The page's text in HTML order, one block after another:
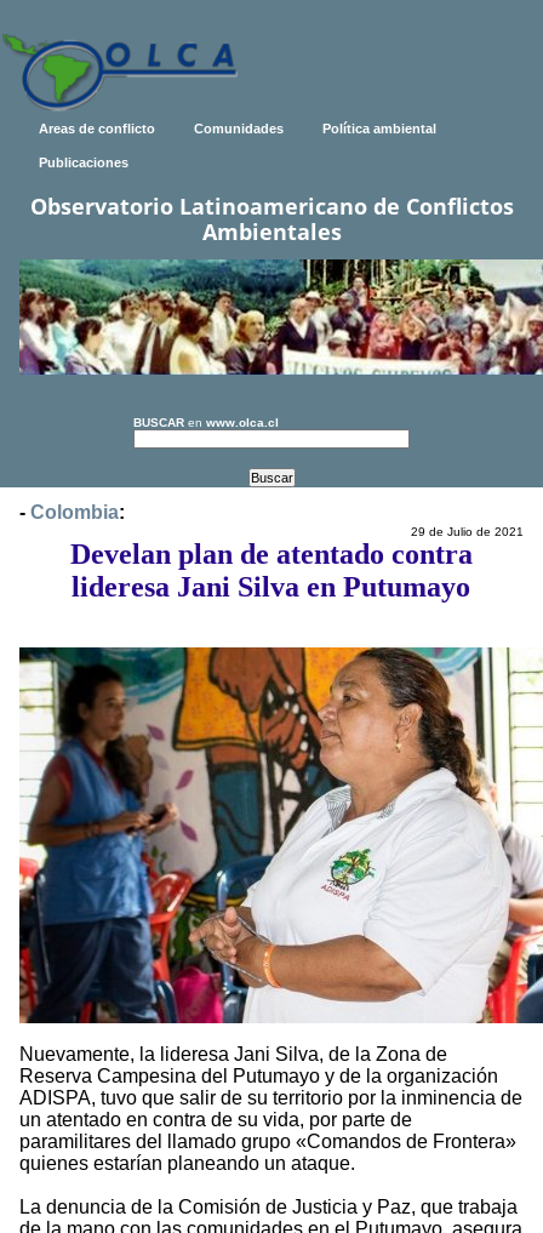
Areas de conflicto Comunidades Política ambiental
Publicaciones
Observatorio Latinoamericano de Conflictos
Ambientales
BUSCAR en www.olca.cl
- Colombia:
29 de Julio de 2021
Develan plan de atentado contra
lideresa Jani Silva en Putumayo
Nuevamente, la lideresa Jani Silva, de la Zona de
Reserva Campesina del Putumayo y de la organización
ADISPA, tuvo que salir de su territorio por la inminencia de
un atentado en contra de su vida, por parte de
paramilitares del llamado grupo «Comandos de Frontera»
quienes estarían planeando un ataque.
La denuncia de la Comisión de Justicia y Paz, que trabaja